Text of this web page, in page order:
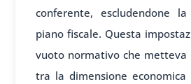
conferente, escludendone
piano fiscale. Questa
vuoto normativo che metteva
tra la dimensione economica